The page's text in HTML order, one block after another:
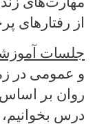
از رفتارهای
جلسات
و عمومی در
روان بر اساس
درس